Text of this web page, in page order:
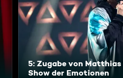
5: Zugabe von
Show der Emotionen